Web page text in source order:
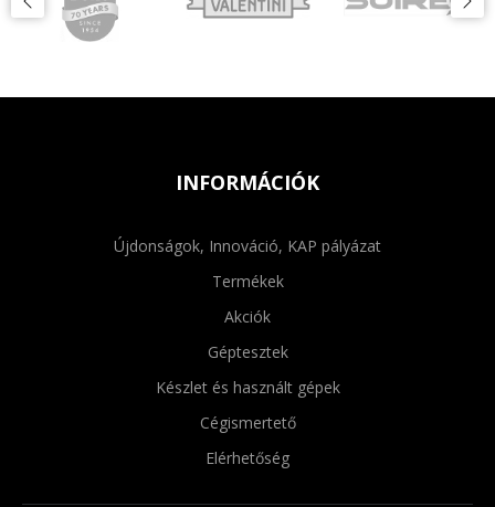
INFORMÁCIÓK
Újdonságok, Innováció, KAP pályázat
Termékek
Akciók
Géptesztek
Készlet és használt gépek
Cégismertető
Elérhetőség